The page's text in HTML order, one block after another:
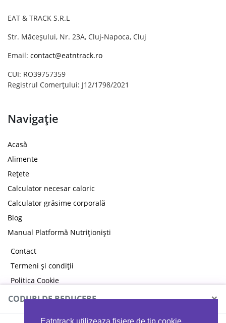
EAT & TRACK S.R.L
Str. Măceșului, Nr. 23A, Cluj-Napoca, Cluj
Email: contact@eatntrack.ro
CUI: RO39757359
Registrul Comerțului: J12/1798/2021
Navigație
Acasă
Alimente
Rețete
Calculator necesar caloric
Calculator grăsime corporală
Blog
Manual Platformă Nutriționiști
Contact
Termeni și condiții
Politica Cookie
Politica de confidențialitate
CODURI DE REDUCERE ×